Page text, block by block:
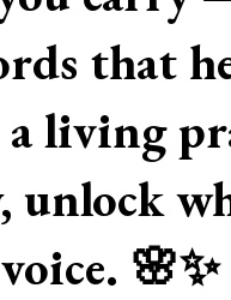
that
living
unlock